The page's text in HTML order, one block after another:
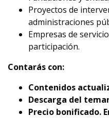
Proyectos de
administraciones
Empresas de
participación.
Contarás con:
Contenidos
Descarga del
Precio bonificado.